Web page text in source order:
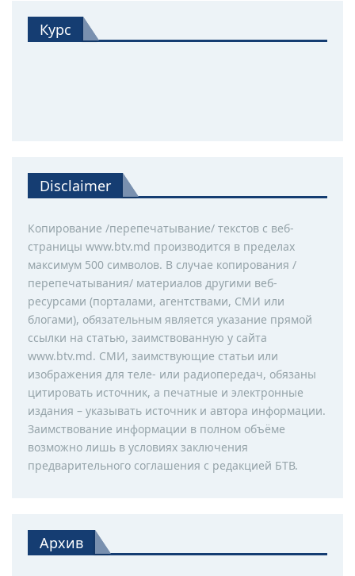
Курс
Disclaimer
Копирование /перепечатывание/ текстов с веб-
страницы www.btv.md производится в пределах
максимум 500 символов. В случае копирования /
перепечатывания/ материалов другими веб-
ресурсами (порталами, агентствами, СМИ или
блогами), обязательным является указание прямой
ссылки на статью, заимствованную у сайта
www.btv.md. СМИ, заимствующие статьи или
изображения для теле- или радиопередач, обязаны
цитировать источник, а печатные и электронные
издания – указывать источник и автора информации.
Заимствование информации в полном объёме
возможно лишь в условиях заключения
предварительного соглашения с редакцией БТВ.
Архив